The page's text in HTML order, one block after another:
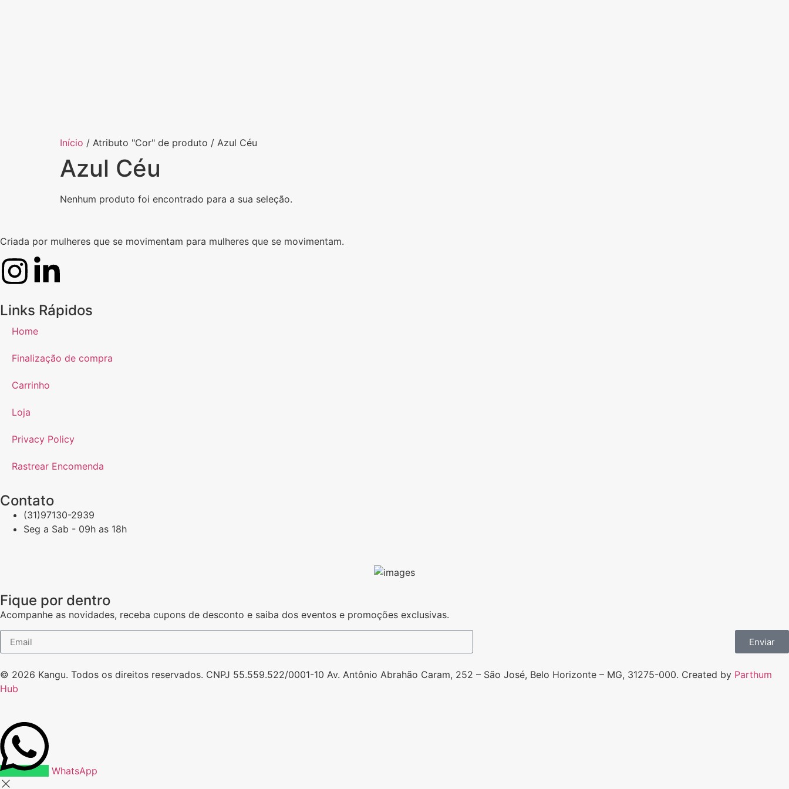
Início / Atributo "Cor" de produto / Azul Céu
Azul Céu
Nenhum produto foi encontrado para a sua seleção.
Criada por mulheres que se movimentam para mulheres que se movimentam.
Links Rápidos
Home
Finalização de compra
Carrinho
Loja
Privacy Policy
Rastrear Encomenda
Contato
(31)97130-2939
Seg a Sab - 09h as 18h
Fique por dentro
Acompanhe as novidades, receba cupons de desconto e saiba dos eventos e promoções exclusivas.
Enviar
© 2026 Kangu. Todos os direitos reservados. CNPJ 55.559.522/0001-10 Av. Antônio Abrahão Caram, 252 – São José, Belo Horizonte – MG, 31275-000. Created by Parthum
Hub
WhatsApp